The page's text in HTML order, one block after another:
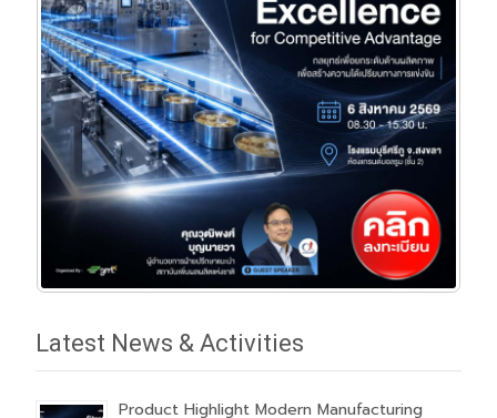
Latest News & Activities
Product Highlight Modern Manufacturing